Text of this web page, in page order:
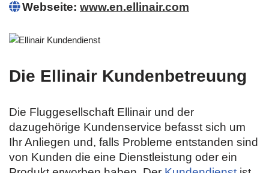
Webseite: www.en.ellinair.com
Die Ellinair Kundenbetreuung
Die Fluggesellschaft Ellinair und der
dazugehörige Kundenservice befasst sich um
Ihr Anliegen und, falls Probleme entstanden sind
von Kunden die eine Dienstleistung oder ein